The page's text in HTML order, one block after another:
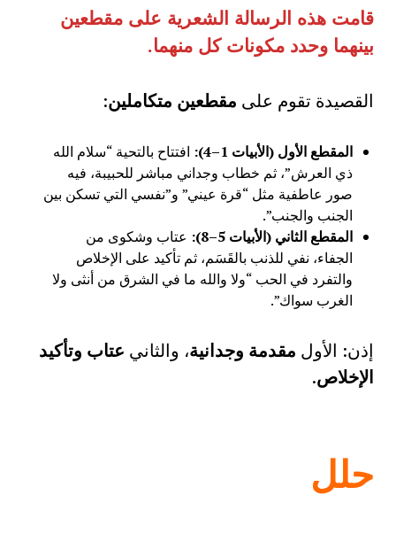
قامت هذه الرسالة الشعرية على مقطعين
بينهما وحدد مكونات كل منهما.
القصيدة تقوم على مقطعين متكاملين:
المقطع الأول (الأبيات 1–4 ): افتتاح بالتحية “سلام الله
ذي العرش”، ثم خطاب وجداني مباشر للحبيبة، فيه
صور عاطفية مثل “قرة عيني” و”نفسي التي تسكن بين
الجنب والجنب”.
المقطع الثاني (الأبيات 5–8
): عتاب وشكوى من
الجفاء، نفي للذنب بالقَسَم، ثم تأكيد على الإخلاص
والتفرد في الحب “ولا والله ما في الشرق من أنثى ولا
الغرب سواك”.
إذن: الأول مقدمة وجدانية، والثاني عتاب وتأكيد
الإخلاص.
حلل